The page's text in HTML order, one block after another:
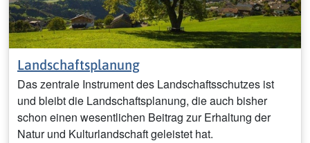
Landschaftsplanung
Das zentrale Instrument des Landschaftsschutzes ist
und bleibt die Landschaftsplanung, die auch bisher
schon einen wesentlichen Beitrag zur Erhaltung der
Natur und Kulturlandschaft geleistet hat.